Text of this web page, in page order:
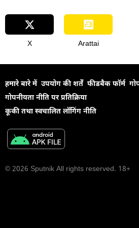
X Arattai
हमारे बारे में उपयोग की शर्तें फीडबैक फॉर्म
गोपनीयता नीति पर प्रतिक्रिया
कूकी तथा स्वचालित लॉगिंग नीति
© 2026 Sputnik All rights reserved. 18+